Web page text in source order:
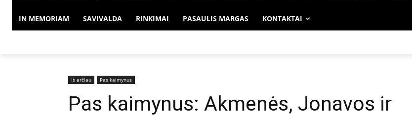
IN MEMORIAM SAVIVALDA RINKIMAI PASAULIS MARGAS KONTAKTAI
Iš arčiau Pas kaimynus
Pas kaimynus: Akmenės, Jonavos ir